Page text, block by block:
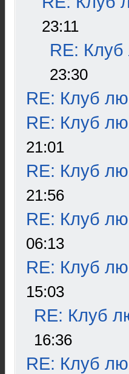
23:11
RE:
23:30
RE: Клуб
RE: Клуб
21:01
RE: Клуб
21:56
RE: Клуб
06:13
RE: Клуб
15:03
RE: Клуб
16:36
RE: Клуб